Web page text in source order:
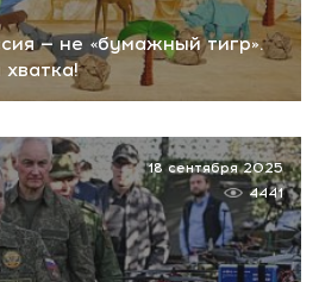
— не «бумажный тигр».
18 сентября 2025
4441